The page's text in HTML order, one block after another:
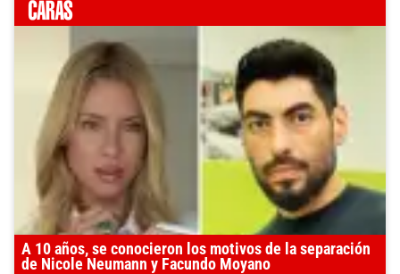
A 10 años, se conocieron los motivos de la separación
de Nicole Neumann y Facundo Moyano